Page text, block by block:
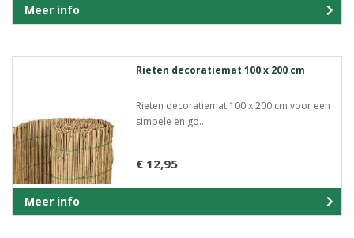
Meer info
Rieten decoratiemat 100 x 200 cm
Rieten decoratiemat 100 x 200 cm voor een
simpele en go..
€ 12,95
Meer info